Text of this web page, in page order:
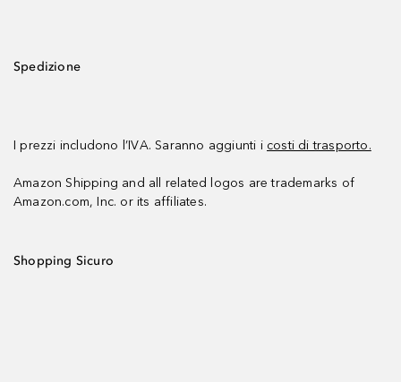
Spedizione
I prezzi includono l’IVA. Saranno aggiunti i costi di trasporto.
Amazon Shipping and all related logos are trademarks of
Amazon.com, Inc. or its affiliates.
Shopping Sicuro